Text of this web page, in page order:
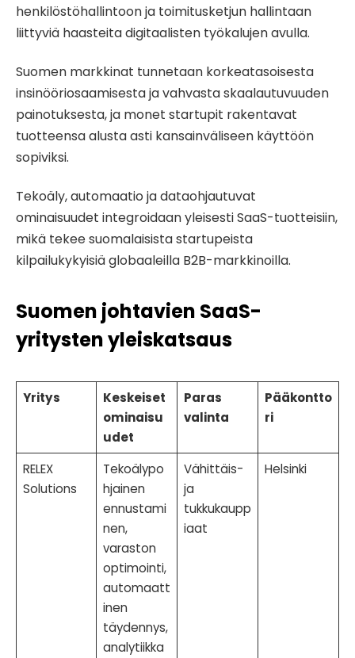
henkilöstöhallintoon ja toimitusketjun hallintaan
liittyviä haasteita digitaalisten työkalujen avulla.
Suomen markkinat tunnetaan korkeatasoisesta
insinööriosaamisesta ja vahvasta skaalautuvuuden
painotuksesta, ja monet startupit rakentavat
tuotteensa alusta asti kansainväliseen käyttöön
sopiviksi.
Tekoäly, automaatio ja dataohjautuvat
ominaisuudet integroidaan yleisesti SaaS-tuotteisiin,
mikä tekee suomalaisista startupeista
kilpailukykyisiä globaaleilla B2B-markkinoilla.
Suomen johtavien SaaS-
yritysten yleiskatsaus
Yritys
Keskeiset
ominaisu
udet
Paras
valinta
Pääkontto
ri
RELEX
Solutions
Tekoälypo
hjainen
ennustami
nen,
varaston
optimointi,
automaatt
inen
täydennys,
analytiikka
Vähittäis-
ja
tukkukaupp
iaat
Helsinki